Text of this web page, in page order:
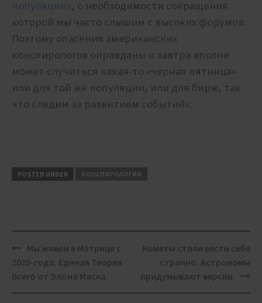
популяции», о необходимости сокращения
которой мы часто слышим с высоких форумов.
Поэтому опасения американских
конспирологов оправданы и завтра вполне
может случиться какая-то «черная пятница»
или для той же популяции, или для бирж, так
что следим за развитием событий».
POSTED UNDER КОНСПИРОЛОГИЯ
Post
navigation
Мы живем в Матрице с
2020-года. Единая Теория
Всего от Элона Маска.
Кометы стали вести себя
странно. Астрономы
придумывают версии.